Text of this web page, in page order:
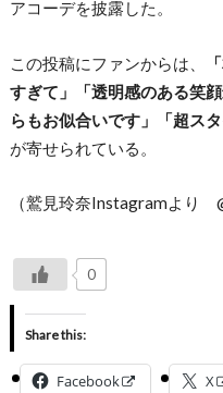
アコーデを披露した。
この投稿にファンからは、
すぎて」「透明感のある笑
らもお似合いです」「超ス
が寄せられている。
（鷲見玲奈Instagramより
0
Share this:
Facebook X